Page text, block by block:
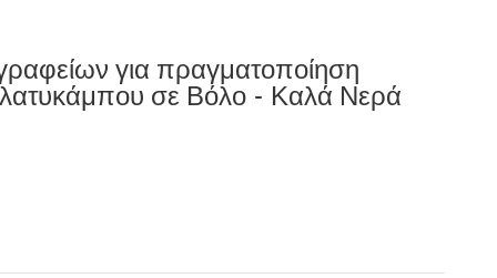
για πραγματοποίηση
σε Βόλο - Καλά Νερά